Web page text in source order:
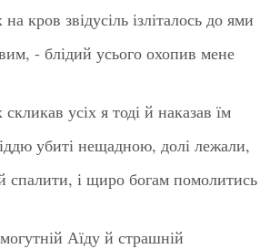
кров звідусіль ізліталось до ями
- блідий усього охопив мене
усіх я тоді й наказав їм
убиті нещадною, долі лежали,
спалити, і щиро богам помолитись
Аїду й страшній